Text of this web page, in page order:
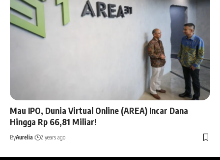
Mau IPO, Dunia Virtual Online (AREA) Incar Dana
Hingga Rp 66,81 Miliar!
ByAurelia 2 years ago